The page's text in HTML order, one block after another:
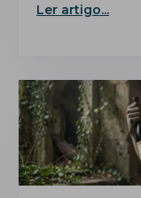
Ler artigo...